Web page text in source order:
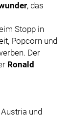
, das
Stopp in
Popcorn und
Der
Ronald
und